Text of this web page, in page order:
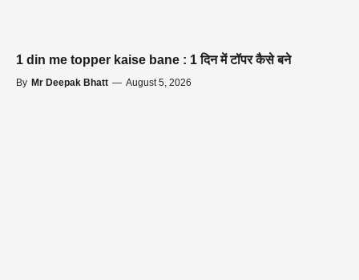
1 din me topper kaise bane : 1 दिन में टॉपर कैसे बने
By Mr Deepak Bhatt — August 5, 2026